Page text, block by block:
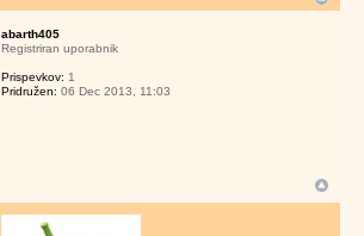
abarth405
Registriran uporabnik
Prispevkov: 1
Pridružen: 06 Dec 2013, 11:03